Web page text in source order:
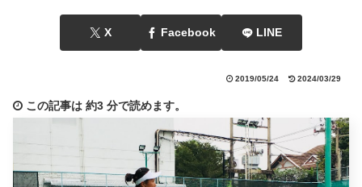
X Facebook LINE
2019/05/24 2024/03/29
この記事は 約3 分で読めます。